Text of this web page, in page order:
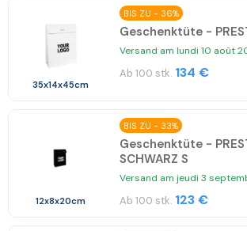
35x14x45cm
BIS ZU - 36%
Geschenktüte -
Versand am lundi 10 août
Ab 100 stk. 134 €
12x8x20cm
BIS ZU - 33%
Geschenktüte -
SCHWARZ S
Versand am jeudi 3
Ab 100 stk. 123 €